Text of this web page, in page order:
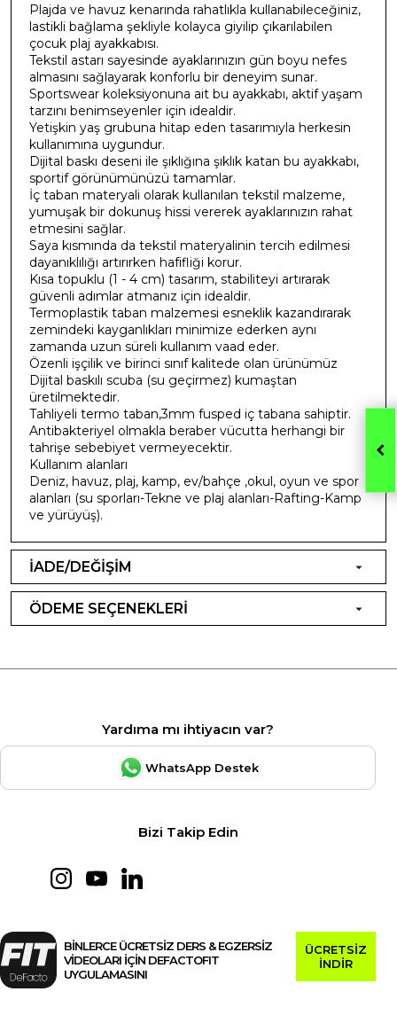
Plajda ve havuz kenarında rahatlıkla kullanabileceğiniz,
lastikli bağlama şekliyle kolayca giyilip çıkarılabilen
çocuk plaj ayakkabısı.
Tekstil astarı sayesinde ayaklarınızın gün boyu nefes
almasını sağlayarak konforlu bir deneyim sunar.
Sportswear koleksiyonuna ait bu ayakkabı, aktif yaşam
tarzını benimseyenler için idealdir.
Yetişkin yaş grubuna hitap eden tasarımıyla herkesin
kullanımına uygundur.
Dijital baskı deseni ile şıklığına şıklık katan bu ayakkabı,
sportif görünümünüzü tamamlar.
İç taban materyali olarak kullanılan tekstil malzeme,
yumuşak bir dokunuş hissi vererek ayaklarınızın rahat
etmesini sağlar.
Saya kısmında da tekstil materyalinin tercih edilmesi
dayanıklılığı artırırken hafifliği korur.
Kısa topuklu (1 - 4 cm) tasarım, stabiliteyi artırarak
güvenli adımlar atmanız için idealdir.
Termoplastik taban malzemesi esneklik kazandırarak
zemindeki kayganlıkları minimize ederken aynı
zamanda uzun süreli kullanım vaad eder.
Özenli işçilik ve birinci sınıf kalitede olan ürünümüz
Dijital baskılı scuba (su geçirmez) kumaştan
üretilmektedir.
Tahliyeli termo taban,3mm fusped iç tabana sahiptir.
Antibakteriyel olmakla beraber vücutta herhangi bir
tahrişe sebebiyet vermeyecektir.
Kullanım alanları
Deniz, havuz, plaj, kamp, ev/bahçe ,okul, oyun ve spor
alanları (su sporları-Tekne ve plaj alanları-Rafting-Kamp
ve yürüyüş).
İADE/DEĞİŞİM
ÖDEME SEÇENEKLERİ
Yardıma mı ihtiyacın var?
WhatsApp Destek
Bizi Takip Edin
BİNLERCE ÜCRETSİZ DERS & EGZERSİZ
VİDEOLARI İÇİN DEFACTOFIT
UYGULAMASINI
ÜCRETSİZ
İNDİR